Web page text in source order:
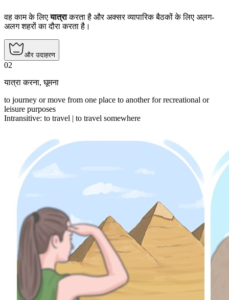
वह काम के लिएयात्राकरता है और अक्सर व्यापारिक बैठकों के लिए अलग-
अलग शहरों का दौरा करता है।
और उदाहरण
02
यात्रा करना,घूमना
to journey or move from one place to another for recreational or
leisure purposes
Intransitive: to travel | to travel somewhere